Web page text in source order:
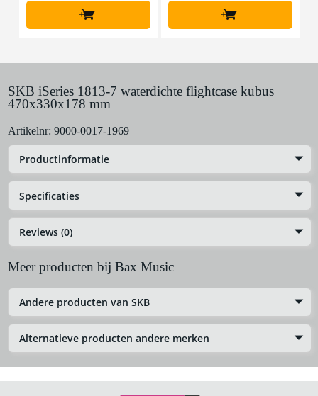
+ +
SKB iSeries 1813-7 waterdichte flightcase kubus
470x330x178 mm
Artikelnr: 9000-0017-1969
Productinformatie
Specificaties
Reviews (0)
Meer producten bij Bax Music
Andere producten van SKB
Alternatieve producten andere merken